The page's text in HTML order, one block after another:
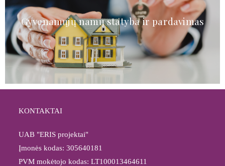
Gyvenamųjų namų statyba ir pardavimas
KONTAKTAI
UAB "ERIS projektai"
Įmonės kodas: 305640181
PVM mokėtojo kodas: LT100013464611